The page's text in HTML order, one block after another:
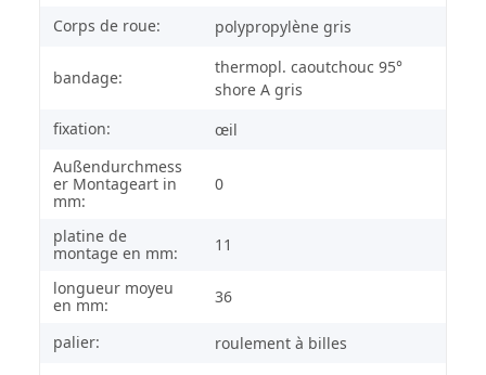
Corps de roue: polypropylène gris
bandage:
thermopl. caoutchouc 95°
shore A gris
fixation:
œil
Außendurchmess
er Montageart in
mm:
0
platine de
montage en mm:
11
longueur moyeu
en mm:
36
palier:
roulement à billes